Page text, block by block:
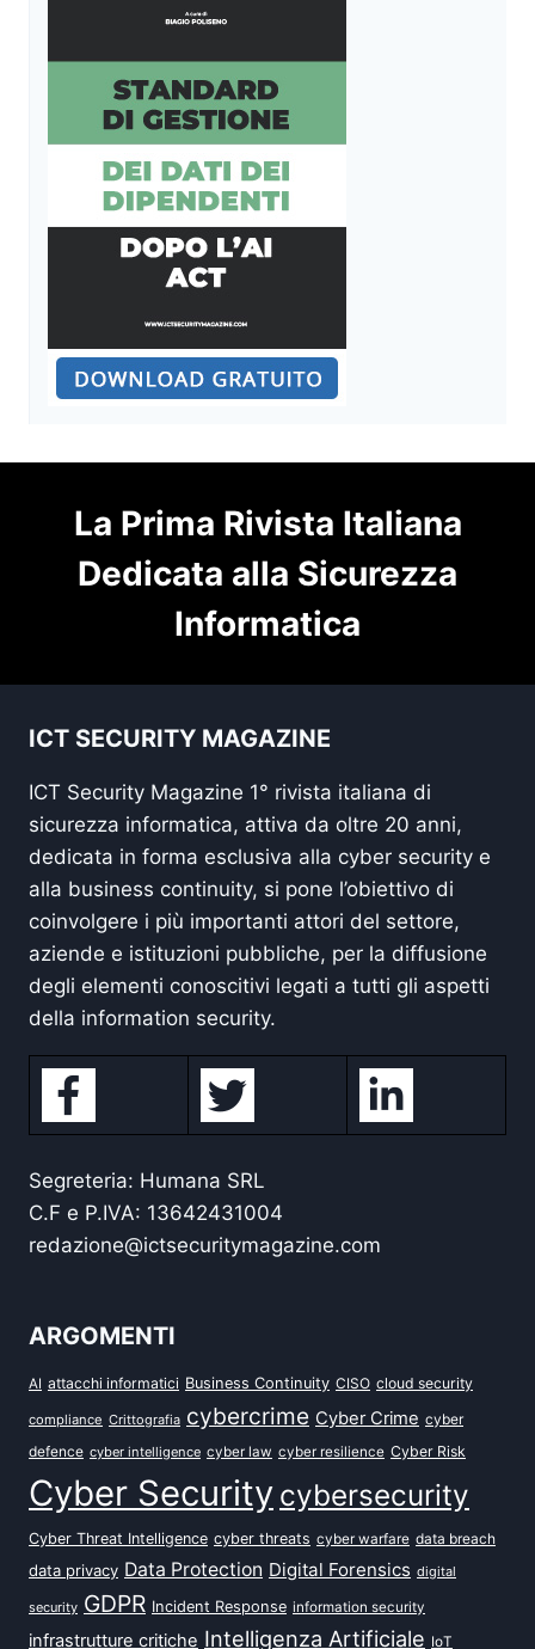
La Prima Rivista Italiana
Dedicata alla Sicurezza
Informatica
ICT SECURITY MAGAZINE
ICT Security Magazine 1° rivista italiana di
sicurezza informatica, attiva da oltre 20 anni,
dedicata in forma esclusiva alla cyber security e
alla business continuity, si pone l’obiettivo di
coinvolgere i più importanti attori del settore,
aziende e istituzioni pubbliche, per la diffusione
degli elementi conoscitivi legati a tutti gli aspetti
della information security.
Segreteria: Humana SRL
C.F e P.IVA: 13642431004
redazione@ictsecuritymagazine.com
ARGOMENTI
AI attacchi informatici Business Continuity CISO cloud security
compliance Crittografia cybercrime Cyber Crime cyber
defence cyber intelligence cyber law cyber resilience Cyber Risk
Cyber Security cybersecurity
Cyber Threat Intelligence cyber threats cyber warfare data breach
data privacy Data Protection Digital Forensics digital
security GDPR Incident Response information security
infrastrutture critiche Intelligenza Artificiale IoT